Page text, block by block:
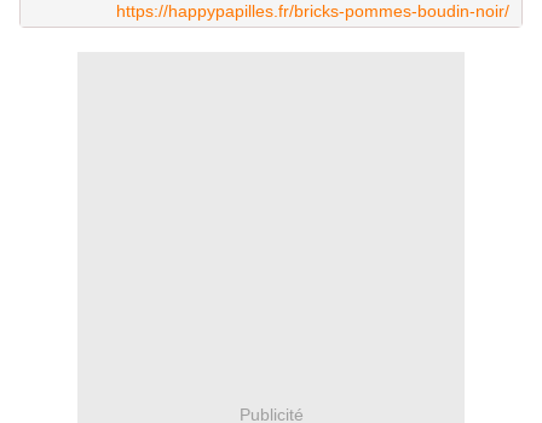
https://happypapilles.fr/bricks-pommes-boudin-noir/
Publicité